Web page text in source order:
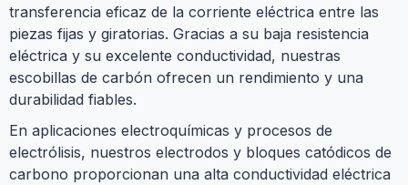
transferencia eficaz de la corriente eléctrica entre las
piezas fijas y giratorias. Gracias a su baja resistencia
eléctrica y su excelente conductividad, nuestras
escobillas de carbón ofrecen un rendimiento y una
durabilidad fiables.
En aplicaciones electroquímicas y procesos de
electrólisis, nuestros electrodos y bloques catódicos de
carbono proporcionan una alta conductividad eléctrica